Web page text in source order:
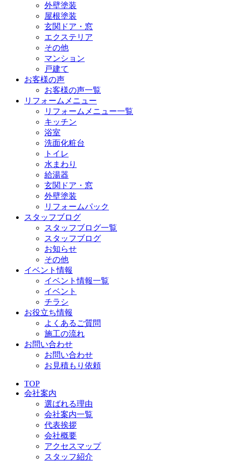
外壁塗装
屋根塗装
玄関ドア・窓
エクステリア
その他
マンション
戸建て
お客様の声
お客様の声一覧
リフォームメニュー
リフォームメニュー一覧
キッチン
浴室
洗面化粧台
トイレ
水まわり
給湯器
玄関ドア・窓
外壁塗装
リフォームパック
スタッフブログ
スタッフブログ一覧
スタッフブログ
お知らせ
その他
イベント情報
イベント情報一覧
イベント
チラシ
お役立ち情報
よくあるご質問
施工の流れ
お問い合わせ
お問い合わせ
お見積もり依頼
TOP
会社案内
選ばれる理由
会社案内一覧
代表挨拶
会社概要
アクセスマップ
スタッフ紹介